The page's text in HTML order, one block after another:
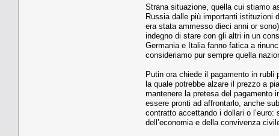
Strana situazione, quella cui stiamo
Russia dalle più importanti istituzioni
era stata ammesso dieci anni or
indegno di stare con gli altri in un
Germania e Italia fanno fatica a
consideriamo pur sempre quella
Putin ora chiede il pagamento in
la quale potrebbe alzare il prezzo a
mantenere la pretesa del pagamento
essere pronti ad affrontarlo, anche
contratto accettando i dollari o
dell’economia e della convivenza